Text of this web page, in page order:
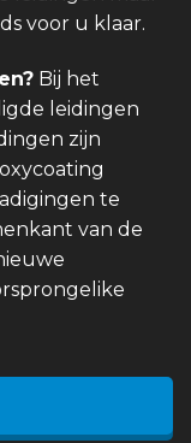
voor u klaar.
Bij het
leidingen
zijn
te
van de